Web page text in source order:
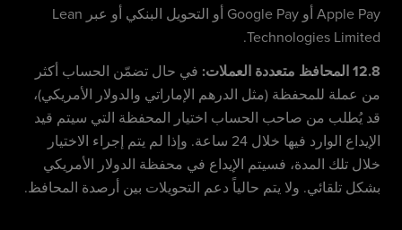
Apple Pay أو Google Pay أو التحويل البنكي أو عبر Lean
Technologies Limited.
12.8 المحافظ متعددة العملات:
في حال تضمّن الحساب أكثر
من عملة للمحفظة (مثل الدرهم الإماراتي والدولار الأمريكي)،
قد يُطلب من صاحب الحساب اختيار المحفظة التي سيتم قيد
الإيداع الوارد فيها خلال 24 ساعة. وإذا لم يتم إجراء الاختيار
خلال تلك المدة، فسيتم الإيداع في محفظة الدولار الأمريكي
بشكل تلقائي. ولا يتم حالياً دعم التحويلات بين أرصدة المحافظ.